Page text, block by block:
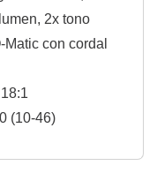
2x tono
con cordal
(10-46)